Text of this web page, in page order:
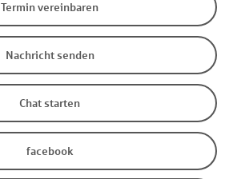
Termin vereinbaren
Nachricht senden
Chat starten
facebook